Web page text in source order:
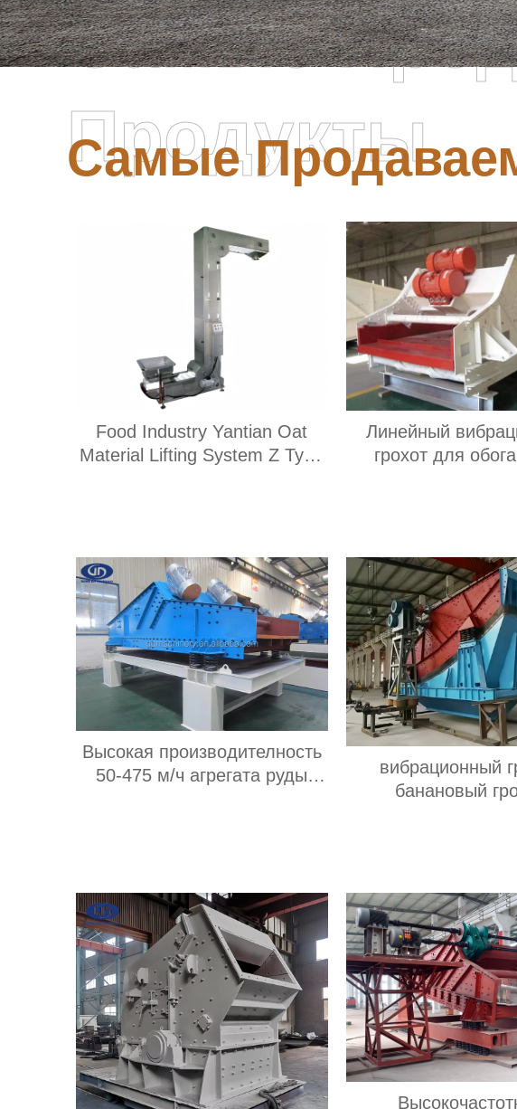
Самые
Самые
Продукты
Food Industry Yantian Oat
Material Lifting System Z Type
Линейный
грохот для
т/ч,
слоя
Высокая производителность
50-475 м/ч агрегата руды
вибрационный
банановый